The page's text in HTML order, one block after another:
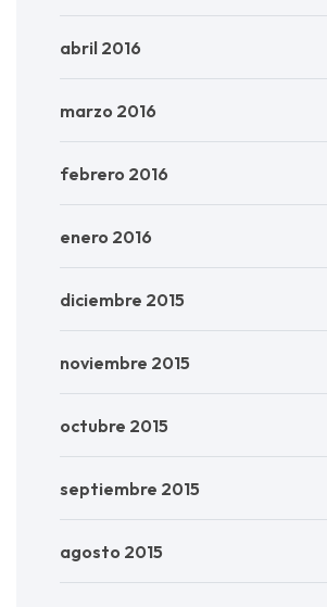
abril 2016
marzo 2016
febrero 2016
enero 2016
diciembre 2015
noviembre 2015
octubre 2015
septiembre 2015
agosto 2015